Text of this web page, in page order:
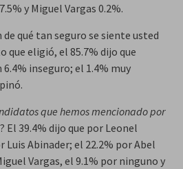
y Miguel Vargas 0.2%.
qué tan seguro se siente usted
que eligió, el 85.7% dijo que
inseguro; el 1.4% muy
que hemos mencionado por
? El 39.4% dijo que por Leonel
Luis Abinader; el 22.2% por Abel
Vargas, el 9.1% por ninguno y